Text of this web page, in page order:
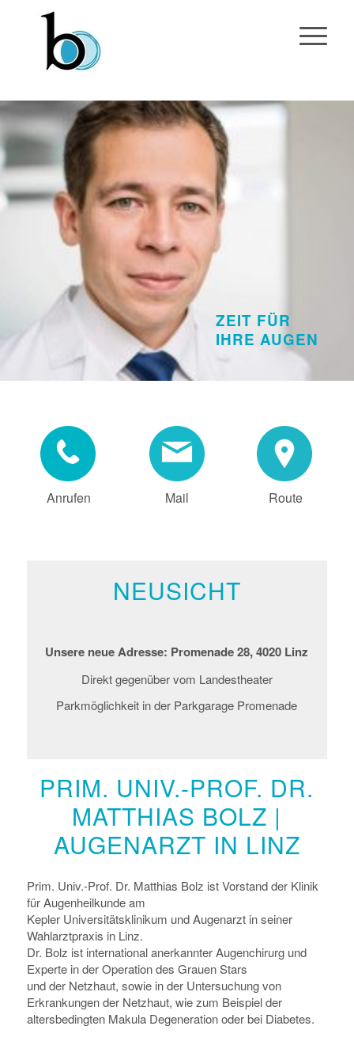
IHRE AUGEN
ZEIT FÜR
Anrufen Mail Route
NEUSICHT
Unsere neue Adresse: Promenade 28, 4020 Linz
Direkt gegenüber vom Landestheater
Parkmöglichkeit in der Parkgarage Promenade
PRIM. UNIV.-PROF. DR.
MATTHIAS BOLZ |
AUGENARZT IN LINZ
Prim. Univ.-Prof. Dr. Matthias Bolz ist Vorstand der Klinik
für Augenheilkunde am
Kepler Universitätsklinikum und Augenarzt in seiner
Wahlarztpraxis in Linz.
Dr. Bolz ist international anerkannter Augenchirurg und
Experte in der Operation des Grauen Stars
und der Netzhaut, sowie in der Untersuchung von
Erkrankungen der Netzhaut, wie zum Beispiel der
altersbedingten Makula Degeneration oder bei Diabetes.